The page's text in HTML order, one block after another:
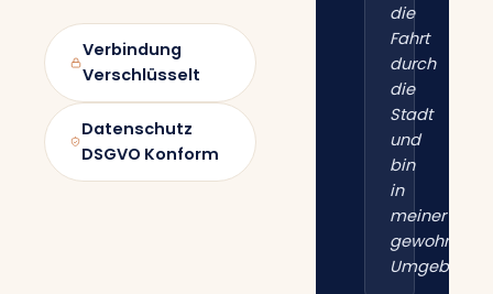
Verbindung
Verschlüsselt
Datenschutz
DSGVO Konform
die
Fahrt
durch
die
Stadt
und
bin
in
meiner
gewohnten